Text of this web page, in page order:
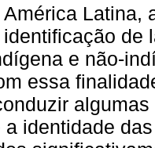
Latina,
de
e não-
essa
identidade